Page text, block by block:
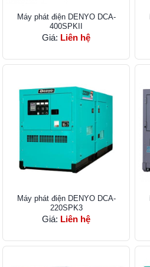
Máy phát điện DENYO DCA-
400SPKII
Giá: Liên hệ
Máy phát điện DENYO DCA-
220SPK3
Giá: Liên hệ